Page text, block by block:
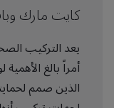
كايت مارك
يعد التركيب
أمراً بالغ
الذين صمم